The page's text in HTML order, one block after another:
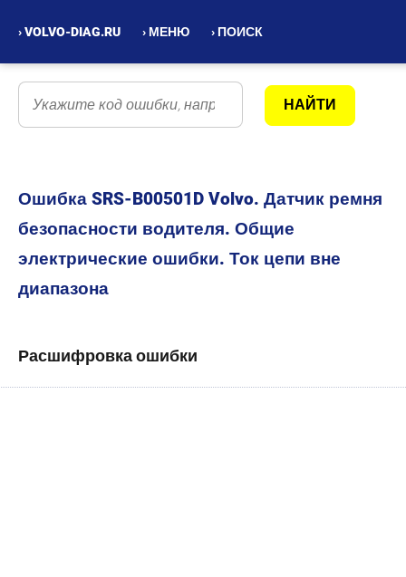
› VOLVO-DIAG.RU › МЕНЮ › ПОИСК
Ошибка SRS-B00501D Volvo. Датчик ремня
безопасности водителя. Общие
электрические ошибки. Ток цепи вне
диапазона
Расшифровка ошибки